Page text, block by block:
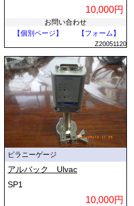
10,000円
お問い合わせ
【個別ページ】
【フォーム】
Z20051120
ピラニーゲージ
アルバック Ulvac
SP1
10,000円